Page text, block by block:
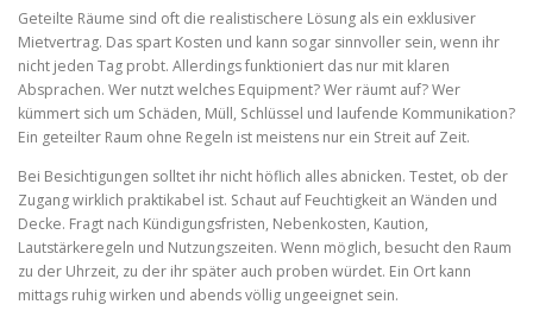
Geteilte Räume sind oft die realistischere Lösung als ein exklusiver
Mietvertrag. Das spart Kosten und kann sogar sinnvoller sein, wenn ihr
nicht jeden Tag probt. Allerdings funktioniert das nur mit klaren
Absprachen. Wer nutzt welches Equipment? Wer räumt auf? Wer
kümmert sich um Schäden, Müll, Schlüssel und laufende Kommunikation?
Ein geteilter Raum ohne Regeln ist meistens nur ein Streit auf Zeit.
Bei Besichtigungen solltet ihr nicht höflich alles abnicken. Testet, ob der
Zugang wirklich praktikabel ist. Schaut auf Feuchtigkeit an Wänden und
Decke. Fragt nach Kündigungsfristen, Nebenkosten, Kaution,
Lautstärkeregeln und Nutzungszeiten. Wenn möglich, besucht den Raum
zu der Uhrzeit, zu der ihr später auch proben würdet. Ein Ort kann
mittags ruhig wirken und abends völlig ungeeignet sein.